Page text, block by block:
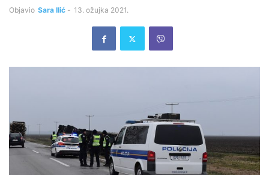
Objavio Sara Ilić - 13. ožujka 2021.